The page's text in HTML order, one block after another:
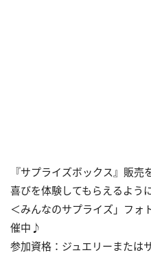
『サプライズボックス』販
喜びを体験してもらえるように
＜みんなのサプライズ」フォ
催中♪
参加資格：ジュエリーまたは